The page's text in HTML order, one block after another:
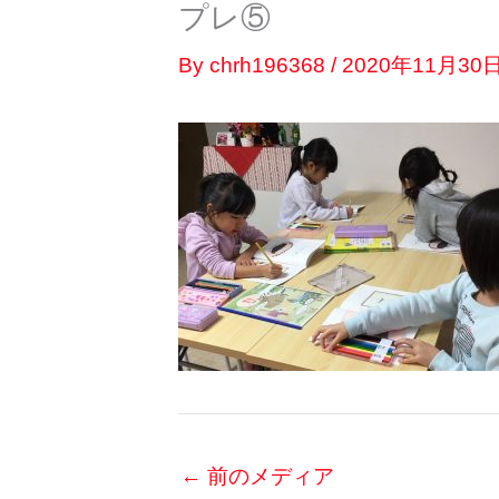
プレ⑤
By chrh196368 / 2020年11月30
← 前のメディア